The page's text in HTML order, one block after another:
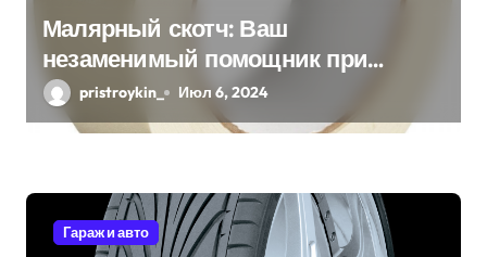
Малярный скотч: Ваш
незаменимый помощник при
ремонтных работах
pristroykin_ Июл 6, 2024
Гараж и авто